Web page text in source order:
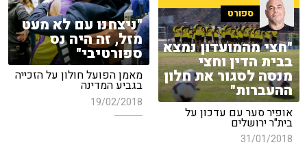
"ניצחנו עם לא מעט
מזל, זה היה נס
ספורטיבי"
מאמן הפועל חולון על הזכייה
בגביע המדינה
19/02/2018
ספורט
"חצי מהמועדון נמצא
בבית הדין וחצי
מנסה לסגור את חלון
ההעברות"
אופיר סער עם עדכון על
בית"ר ירושלים
31/01/2018